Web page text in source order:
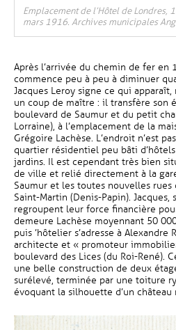
Emplacement de l’Hôtel de Londres,
mars 1916. Archives municipales
Après l’arrivée du chemin de fer en
commence peu à peu à diminuer
Jacques Leroy signe ce qui
un coup de maître : il transfère son
boulevard de Saumur et du petit
Lorraine), à l’emplacement de la
Grégoire Lachèse. L’endroit n’est
quartier résidentiel peu bâti
jardins. Il est cependant très bien
de ville et relié directement à la
Saumur et les toutes nouvelles rues
Saint-Martin (Denis-Papin).
regroupent leur force financière
demeure Lachèse moyennant 50
puis ’hôtelier s’adresse à Alexandre
architecte et « promoteur
boulevard des Lices (du Roi-René).
une belle construction de deux
surélevé, terminée par une toiture
évoquant la silhouette d’un château